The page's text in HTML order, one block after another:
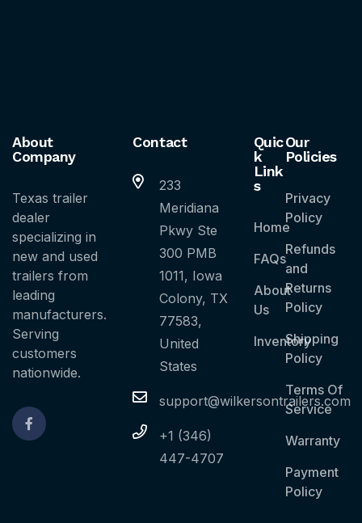
About
Company
Texas trailer
dealer
specializing in
new and used
trailers from
leading
manufacturers.
Serving
customers
nationwide.
Contact
233
Meridiana
Pkwy Ste
300 PMB
1011, Iowa
Colony, TX
77583,
United
States
support@wilkersontrailers.com
+1 (346)
447-4707
Quic
k
Link
s
Home
FAQs
About
Us
Inventory
Our
Policies
Privacy
Policy
Refunds
and
Returns
Policy
Shipping
Policy
Terms Of
Service
Warranty
Payment
Policy